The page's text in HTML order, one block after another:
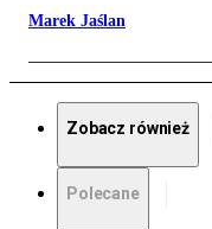
Marek Jaślan
Zobacz również
Polecane